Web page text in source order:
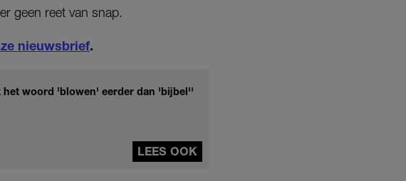
geen reet van snap.
nieuwsbrief.
woord 'blowen' eerder dan 'bijbel''
LEES OOK